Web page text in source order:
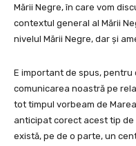
Mării Negre, în care vom
contextul general al Mării
nivelul Mării Negre, dar și
E important de spus,
comunicarea noastră pe
tot timpul vorbeam de
anticipat corect acest tip de
există, pe de o parte, un